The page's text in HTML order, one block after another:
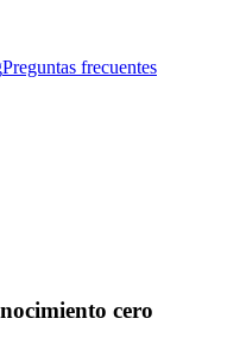
Preguntas frecuentes
cero